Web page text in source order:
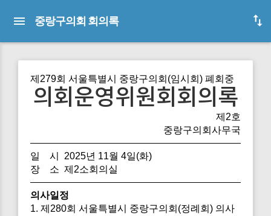
중랑구의회 회의록
제279회 서울특별시 중랑구의회(임시회) 폐회중
의회운영위원회회의록
제2호
중랑구의회사무국
일 시 2025년 11월 4일(화)
장 소 제2소회의실
의사일정
1. 제280회 서울특별시 중랑구의회(정례회) 의사